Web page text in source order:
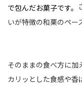
で包んだお菓子です。
いが特徴の和栗のペー
そのままの食べ方に加
カリッとした食感や香